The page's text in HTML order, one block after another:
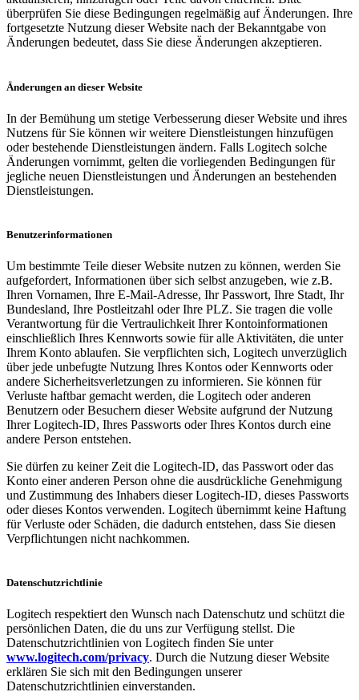
überprüfen Sie diese Bedingungen regelmäßig auf Änderungen. Ihre
fortgesetzte Nutzung dieser Website nach der Bekanntgabe von
Änderungen bedeutet, dass Sie diese Änderungen akzeptieren.
Änderungen an dieser Website
In der Bemühung um stetige Verbesserung dieser Website und ihres
Nutzens für Sie können wir weitere Dienstleistungen hinzufügen
oder bestehende Dienstleistungen ändern. Falls Logitech solche
Änderungen vornimmt, gelten die vorliegenden Bedingungen für
jegliche neuen Dienstleistungen und Änderungen an bestehenden
Dienstleistungen.
Benutzerinformationen
Um bestimmte Teile dieser Website nutzen zu können, werden Sie
aufgefordert, Informationen über sich selbst anzugeben, wie z.B.
Ihren Vornamen, Ihre E-Mail-Adresse, Ihr Passwort, Ihre Stadt, Ihr
Bundesland, Ihre Postleitzahl oder Ihre PLZ. Sie tragen die volle
Verantwortung für die Vertraulichkeit Ihrer Kontoinformationen
einschließlich Ihres Kennworts sowie für alle Aktivitäten, die unter
Ihrem Konto ablaufen. Sie verpflichten sich, Logitech unverzüglich
über jede unbefugte Nutzung Ihres Kontos oder Kennworts oder
andere Sicherheitsverletzungen zu informieren. Sie können für
Verluste haftbar gemacht werden, die Logitech oder anderen
Benutzern oder Besuchern dieser Website aufgrund der Nutzung
Ihrer Logitech-ID, Ihres Passworts oder Ihres Kontos durch eine
andere Person entstehen.
Sie dürfen zu keiner Zeit die Logitech-ID, das Passwort oder das
Konto einer anderen Person ohne die ausdrückliche Genehmigung
und Zustimmung des Inhabers dieser Logitech-ID, dieses Passworts
oder dieses Kontos verwenden. Logitech übernimmt keine Haftung
für Verluste oder Schäden, die dadurch entstehen, dass Sie diesen
Verpflichtungen nicht nachkommen.
Datenschutzrichtlinie
Logitech respektiert den Wunsch nach Datenschutz und schützt die
persönlichen Daten, die du uns zur Verfügung stellst. Die
Datenschutzrichtlinien von Logitech finden Sie unter
www.logitech.com/privacy. Durch die Nutzung dieser Website
erklären Sie sich mit den Bedingungen unserer
Datenschutzrichtlinien einverstanden.